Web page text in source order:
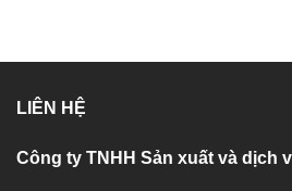
LIÊN HỆ
Công ty TNHH Sản xuất và dịch